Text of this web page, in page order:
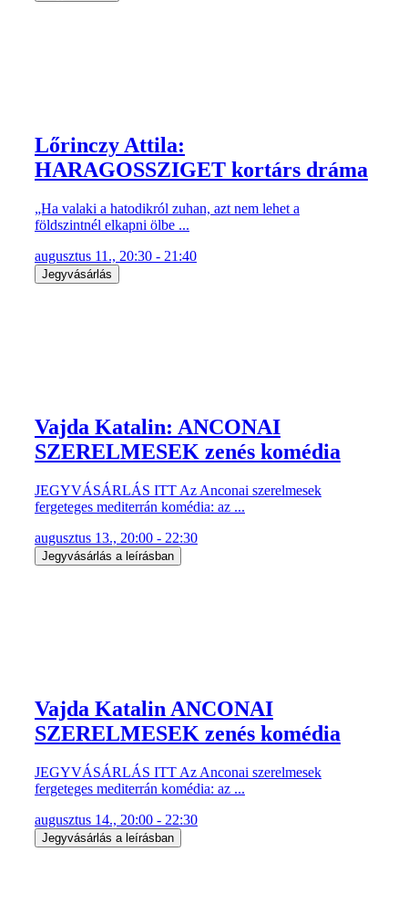
Lőrinczy Attila:
HARAGOSSZIGET kortárs dráma
„Ha valaki a hatodikról zuhan, azt nem lehet a
földszintnél elkapni ölbe ...
augusztus 11., 20:30 - 21:40
Jegyvásárlás
Vajda Katalin: ANCONAI
SZERELMESEK zenés komédia
JEGYVÁSÁRLÁS ITT Az Anconai szerelmesek
fergeteges mediterrán komédia: az ...
augusztus 13., 20:00 - 22:30
Jegyvásárlás a leírásban
Vajda Katalin ANCONAI
SZERELMESEK zenés komédia
JEGYVÁSÁRLÁS ITT Az Anconai szerelmesek
fergeteges mediterrán komédia: az ...
augusztus 14., 20:00 - 22:30
Jegyvásárlás a leírásban